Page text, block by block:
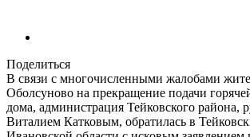
Поделиться
В связи с многочисленными жалобами
Оболсуново на прекращение подачи
дома, администрация Тейковского района,
Виталием Катковым, обратилась в